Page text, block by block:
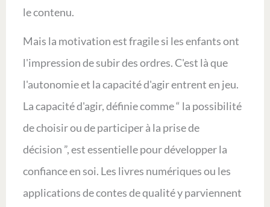
le contenu.
Mais la motivation est fragile si les enfants ont
l'impression de subir des ordres. C'est là que
l'autonomie et la capacité d'agir entrent en jeu.
La capacité d'agir, définie comme “ la possibilité
de choisir ou de participer à la prise de
décision ”, est essentielle pour développer la
confiance en soi. Les livres numériques ou les
applications de contes de qualité y parviennent